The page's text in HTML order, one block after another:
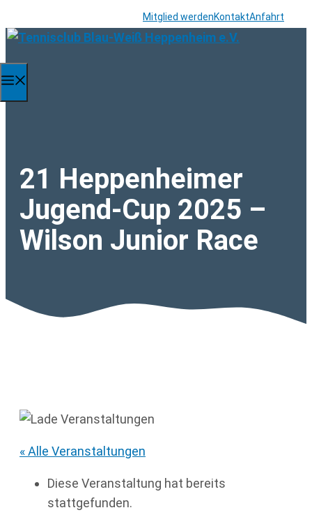
Inhalt
Mitglied werdenKontaktAnfahrt
21 Heppenheimer
Jugend-Cup 2025 –
Wilson Junior Race
« Alle Veranstaltungen
Diese Veranstaltung hat bereits
stattgefunden.